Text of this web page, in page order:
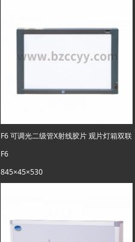
F6 可调光二级管X射线胶片 观片灯箱双联
F6
845×45×530